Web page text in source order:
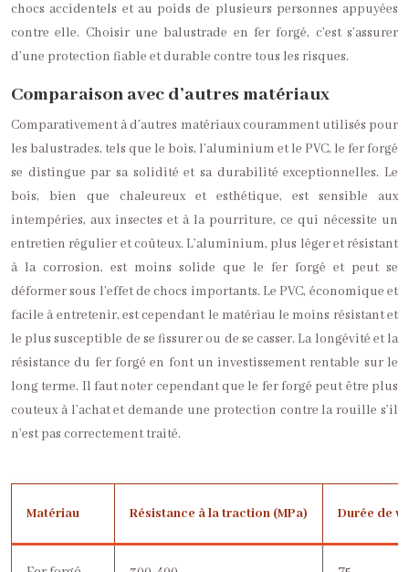
chocs accidentels et au poids de plusieurs personnes appuyées
contre elle. Choisir une balustrade en fer forgé, c’est s’assurer
d’une protection fiable et durable contre tous les risques.
Comparaison avec d’autres matériaux
Comparativement à d’autres matériaux couramment utilisés pour
les balustrades, tels que le bois, l’aluminium et le PVC, le fer forgé
se distingue par sa solidité et sa durabilité exceptionnelles. Le
bois, bien que chaleureux et esthétique, est sensible aux
intempéries, aux insectes et à la pourriture, ce qui nécessite un
entretien régulier et coûteux. L’aluminium, plus léger et résistant
à la corrosion, est moins solide que le fer forgé et peut se
déformer sous l’effet de chocs importants. Le PVC, économique et
facile à entretenir, est cependant le matériau le moins résistant et
le plus susceptible de se fissurer ou de se casser. La longévité et la
résistance du fer forgé en font un investissement rentable sur le
long terme. Il faut noter cependant que le fer forgé peut être plus
couteux à l’achat et demande une protection contre la rouille s’il
n’est pas correctement traité.
Matériau Résistance à la traction (MPa) Durée de